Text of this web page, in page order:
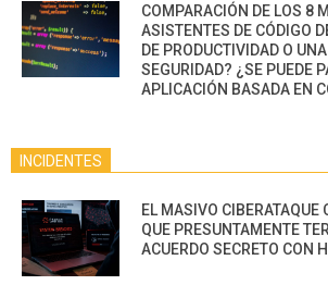
COMPARACIÓN DE LOS 8
ASISTENTES DE CÓDIGO
DE PRODUCTIVIDAD O
SEGURIDAD? ¿SE PUEDE
APLICACIÓN BASADA EN
INCIDENTES
EL MASIVO CIBERATAQUE
QUE PRESUNTAMENTE
ACUERDO SECRETO CON